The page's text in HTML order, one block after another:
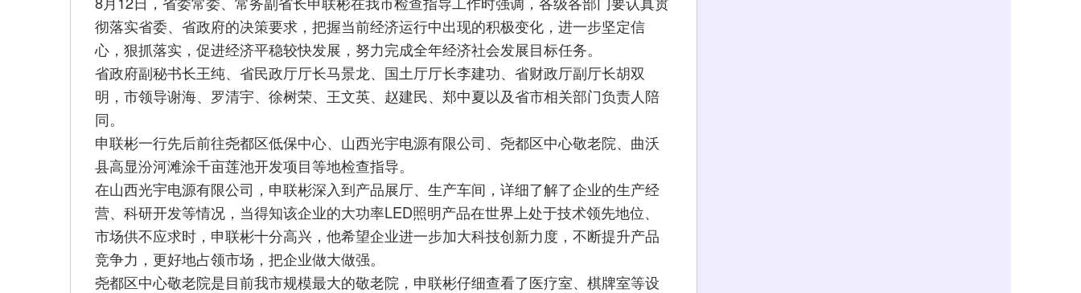
彻落实省委、省政府的决策要求，把握当前经济运行中出现的积极变化，进一步坚定信
心，狠抓落实，促进经济平稳较快发展，努力完成全年经济社会发展目标任务。
省政府副秘书长王纯、省民政厅厅长马景龙、国土厅厅长李建功、省财政厅副厅长胡双
明，市领导谢海、罗清宇、徐树荣、王文英、赵建民、郑中夏以及省市相关部门负责人陪
同。
申联彬一行先后前往尧都区低保中心、山西光宇电源有限公司、尧都区中心敬老院、曲沃
县高显汾河滩涂千亩莲池开发项目等地检查指导。
在山西光宇电源有限公司，申联彬深入到产品展厅、生产车间，详细了解了企业的生产经
营、科研开发等情况，当得知该企业的大功率LED照明产品在世界上处于技术领先地位、
市场供不应求时，申联彬十分高兴，他希望企业进一步加大科技创新力度，不断提升产品
竞争力，更好地占领市场，把企业做大做强。
尧都区中心敬老院是目前我市规模最大的敬老院，申联彬仔细查看了医疗室、棋牌室等设